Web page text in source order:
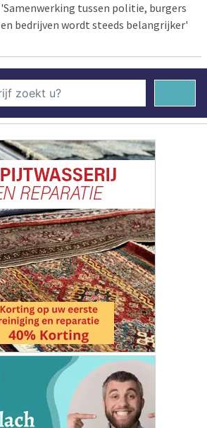
'Samenwerking tussen politie, burgers
en bedrijven wordt steeds belangrijker'